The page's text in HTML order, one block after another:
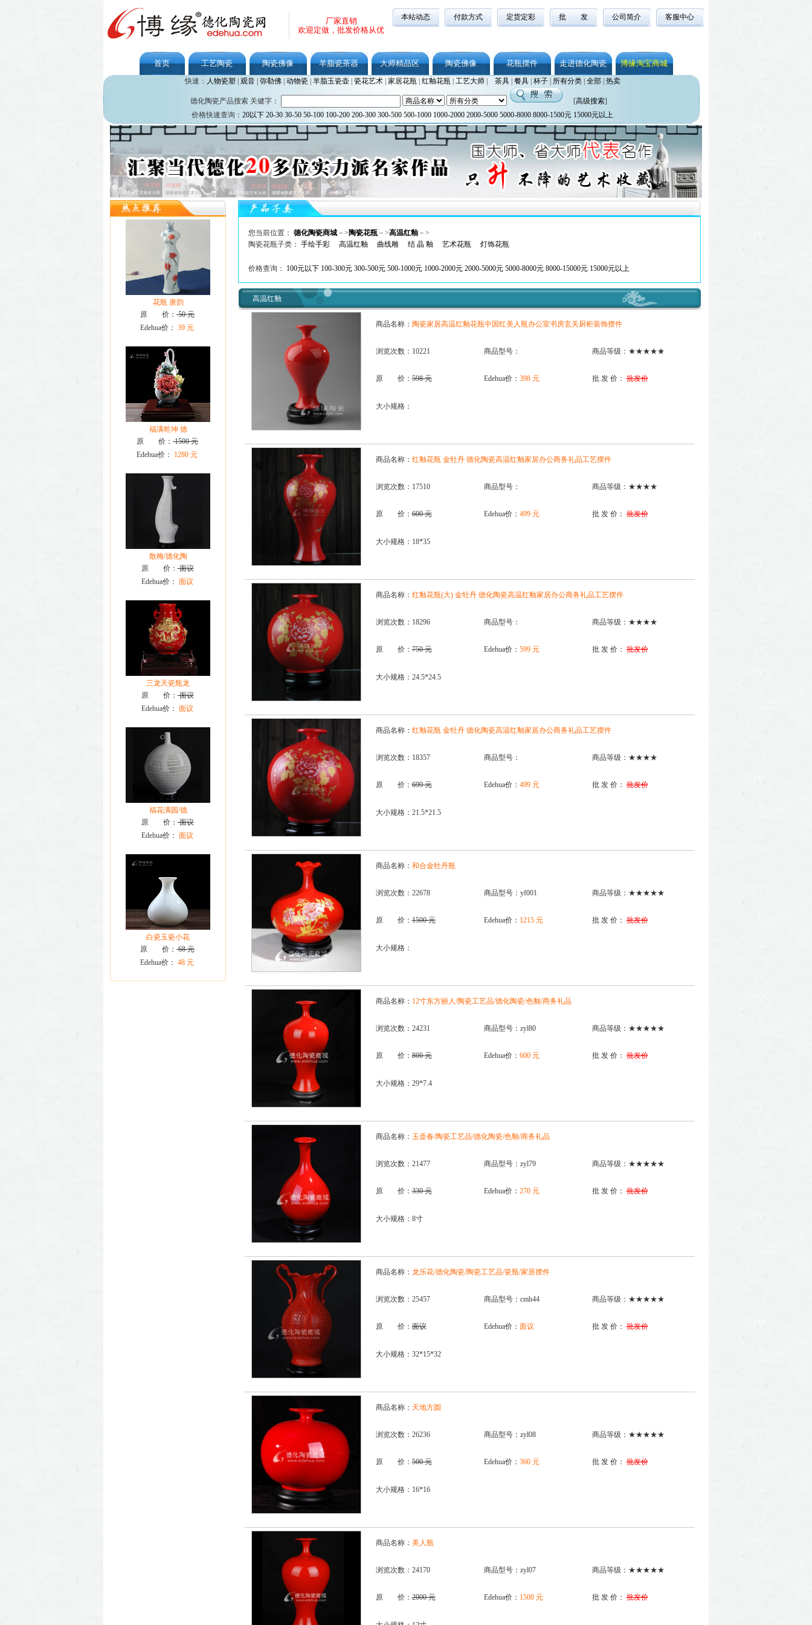
厂家直销
欢迎定做，批发价格从优
本站动态 付款方式 定货定彩 批 发 公司简介 客服中心
首页 工艺陶瓷 陶瓷佛像 羊脂瓷茶器 大师精品区 陶瓷佛像 花瓶摆件 走进德化陶瓷 博缘淘宝商城
快速： 人物瓷塑 观音| 弥勒佛| 动物瓷| 羊脂玉瓷壶| 瓷花艺术| 家居花瓶| 红釉花瓶| 工艺大师| 茶具| 餐具| 杯子| 所有分类| 全部| 热卖
德化陶瓷产品搜索 关健字： [高级搜索]
价格快速查询： 20以下 20-30 30-50 50-100 100-200 200-300 300-500 500-1000 1000-2000 2000-5000 5000-8000 8000-1500元 15000元以上
花瓶 唐韵
原 价： 50 元
Edehua价： 39 元
福满乾坤 德
原 价： 1500 元
Edehua价：
1280 元
散梅/德化陶
原 价：面议
Edehua价： 面议
三龙天瓷瓶龙
原 价：面议
Edehua价： 面议
福花满园/德
原 价：面议
Edehua价： 面议
白瓷玉瓷小花
原 价： 68 元
Edehua价： 48 元
您当前位置： 德化陶瓷商城－> 陶瓷花瓶－>高温红釉－>
陶瓷花瓶子类： 手绘手彩 高温红釉 曲线雕 结 晶 釉 艺术花瓶 灯饰花瓶
价格查询： 100元以下 100-300元 300-500元 500-1000元 1000-2000元 2000-5000元 5000-8000元 8000-15000元 15000元以上
高温红釉
商品名称： 陶瓷家居高温红釉花瓶中国红美人瓶办公室书房玄关厨柜装饰摆件
浏览次数：10221 商品型号： 商品等级：★★★★★
原 价：598 元 Edehua价： 398 元 批 发 价：批发价
大小规格：
商品名称： 红釉花瓶 金牡丹 德化陶瓷高温红釉家居办公商务礼品工艺摆件
浏览次数：17510 商品型号： 商品等级：★★★★
原 价：600 元 Edehua价： 499 元 批 发 价：批发价
大小规格：18*35
商品名称： 红釉花瓶(大) 金牡丹 德化陶瓷高温红釉家居办公商务礼品工艺摆件
浏览次数：18296 商品型号： 商品等级：★★★★
原 价：750 元 Edehua价： 599 元 批 发 价：批发价
大小规格：24.5*24.5
商品名称： 红釉花瓶 金牡丹 德化陶瓷高温红釉家居办公商务礼品工艺摆件
浏览次数：18357 商品型号： 商品等级：★★★★
原 价：699 元 Edehua价： 499 元 批 发 价：批发价
大小规格：21.5*21.5
商品名称： 和合金牡丹瓶
浏览次数：22678 商品型号：yf001 商品等级：★★★★★
原 价：1500 元 Edehua价： 1215 元 批 发 价：批发价
大小规格：
商品名称： 12寸东方丽人/陶瓷工艺品/德化陶瓷/色釉/商务礼品
浏览次数：24231 商品型号：zyl80 商品等级：★★★★★
原 价：800 元 Edehua价： 600 元 批 发 价：批发价
大小规格：29*7.4
商品名称： 玉壶春/陶瓷工艺品/德化陶瓷/色釉/商务礼品
浏览次数：21477 商品型号：zyl79 商品等级：★★★★★
原 价：330 元 Edehua价： 270 元 批 发 价：批发价
大小规格：8寸
商品名称： 龙乐花/德化陶瓷/陶瓷工艺品/瓷瓶/家居摆件
浏览次数：25457 商品型号：cmh44 商品等级：★★★★★
原 价：面议 Edehua价： 面议 批 发 价：批发价
大小规格：32*15*32
商品名称： 天地方圆
浏览次数：26236 商品型号：zyl08 商品等级：★★★★★
原 价：500 元 Edehua价： 360 元 批 发 价：批发价
大小规格：16*16
商品名称： 美人瓶
浏览次数：24170 商品型号：zyl07 商品等级：★★★★★
原 价：2000 元 Edehua价： 1500 元 批 发 价：批发价